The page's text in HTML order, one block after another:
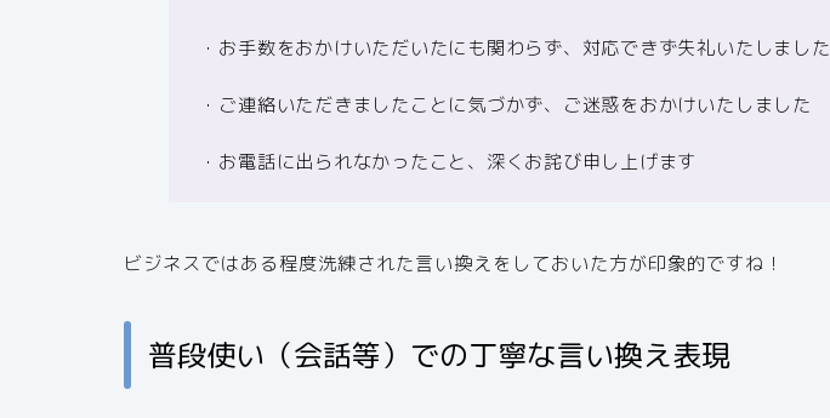
・お手数をおかけいただいたにも関わらず、対応できず失礼いたしました
・ご連絡いただきましたことに気づかず、ご迷惑をおかけいたしました
・お電話に出られなかったこと、深くお詫び申し上げます
ビジネスではある程度洗練された言い換えをしておいた方が印象的ですね！
普段使い（会話等）での丁寧な言い換え表現